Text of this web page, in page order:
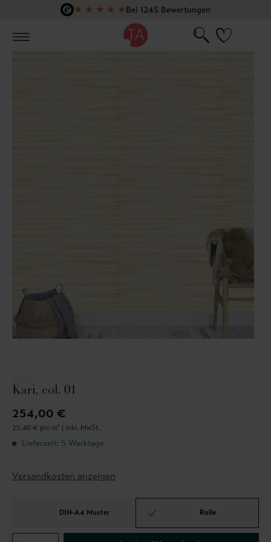
Zum Hauptinhalt springen
★ ★ ★ ★ ★Bei 1245 Bewertungen
Kari, col. 01
254,00 €
25,40 € pro m² | inkl. MwSt.
Lieferzeit: 5 Werktage
Versandkosten anzeigen
DIN-A4 Muster Rolle